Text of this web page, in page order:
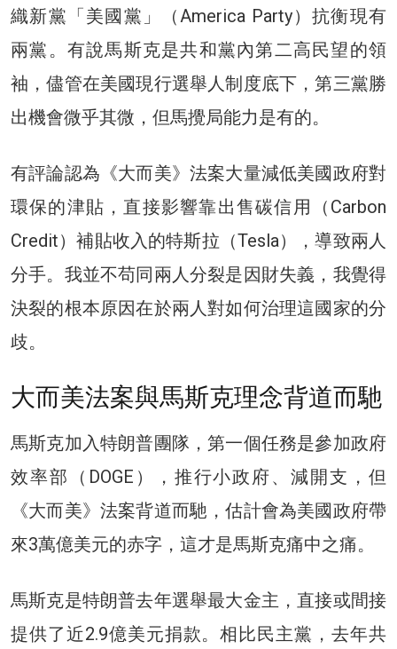
織新黨「美國黨」（America Party）抗衡現有
兩黨。有說馬斯克是共和黨內第二高民望的領
袖，儘管在美國現行選舉人制度底下，第三黨勝
出機會微乎其微，但馬攪局能力是有的。
有評論認為《大而美》法案大量減低美國政府對
環保的津貼，直接影響靠出售碳信用（Carbon
Credit）補貼收入的特斯拉（Tesla），導致兩人
分手。我並不苟同兩人分裂是因財失義，我覺得
決裂的根本原因在於兩人對如何治理這國家的分
歧。
大而美法案與馬斯克理念背道而馳
馬斯克加入特朗普團隊，第一個任務是參加政府
效率部（DOGE），推行小政府、減開支，但
《大而美》法案背道而馳，估計會為美國政府帶
來3萬億美元的赤字，這才是馬斯克痛中之痛。
馬斯克是特朗普去年選舉最大金主，直接或間接
提供了近2.9億美元捐款。相比民主黨，去年共